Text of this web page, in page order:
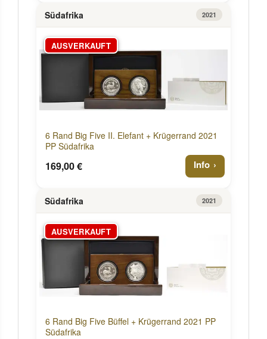
Südafrika 2021
AUSVERKAUFT
6 Rand Big Five II. Elefant + Krügerrand 2021
PP Südafrika
169,00 € Info
Südafrika 2021
AUSVERKAUFT
6 Rand Big Five Büffel + Krügerrand 2021 PP
Südafrika